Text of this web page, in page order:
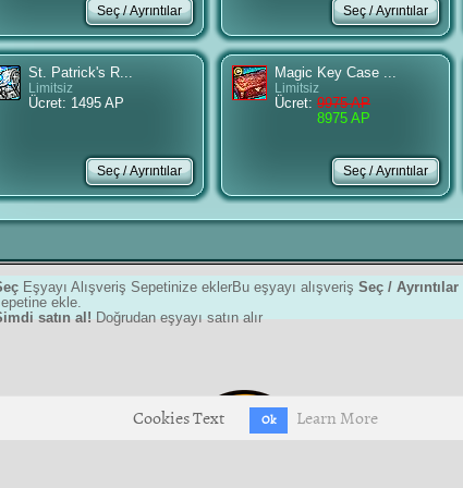
St. Patrick's R...
Limitsiz
Ücret: 1495 AP
Magic Key Case ...
Limitsiz
Ücret: 9975 AP
8975 AP
Eşyayı Alışveriş Sepetinize eklerBu eşyayı alışveriş
ekle.
Seç / Ayrıntılar
satın al! Doğrudan eşyayı satın alır
Cookies Text Ok Learn More